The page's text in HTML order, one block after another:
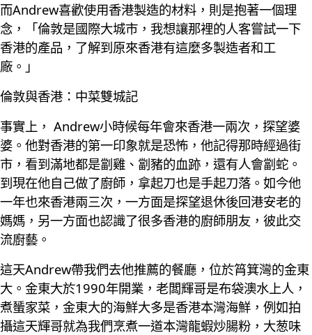
而Andrew喜歡使用香港製造的材料，則是抱著一個理
念，「倫敦是國際大城市，我想讓那裡的人客嘗試一下
香港的產品，了解到原來香港有這麼多製造者和工
廠。」
倫敦與香港：中菜雙城記
事實上， Andrew小時候每年會來香港一兩次，探望婆
婆。他對香港的第一印象就是恐怖，他記得那時經過街
市，看到滿地都是劏雞、劏豬的血跡，還有人會劏蛇。
到現在他自己做了廚師，拿起刀也是手起刀落。如今他
一年也來香港兩三次，一方面是探望退休後回港安老的
媽媽，另一方面也認識了很多香港的廚師朋友，彼此交
流廚藝。
這天Andrew帶我們去他推薦的餐廳，位於筲箕灣的金東
大。金東大於1990年開業，老闆輝哥是布袋澳水上人，
煮蜑家菜，金東大的海鮮大多是香港本灣海鮮，例如拍
攝這天輝哥就為我們烹煮一道本灣龍蝦炒腸粉，大葱味